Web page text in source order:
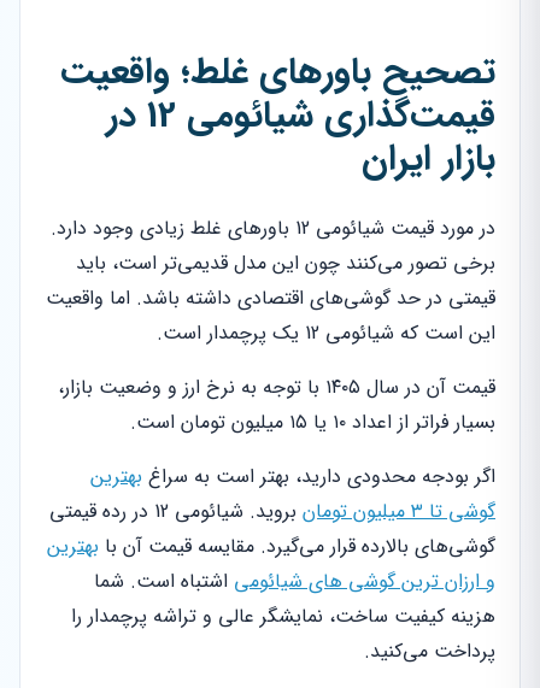
تصحیح باورهای غلط؛ واقعیت
قیمت‌گذاری شیائومی 12 در
بازار ایران
در مورد قیمت شیائومی 12 باورهای غلط زیادی وجود دارد.
برخی تصور می‌کنند چون این مدل قدیمی‌تر است، باید
قیمتی در حد گوشی‌های اقتصادی داشته باشد. اما واقعیت
این است که شیائومی 12 یک پرچمدار است.
قیمت آن در سال ۱۴۰۵ با توجه به نرخ ارز و وضعیت بازار،
بسیار فراتر از اعداد ۱۰ یا ۱۵ میلیون تومان است.
اگر بودجه محدودی دارید، بهتر است به سراغ بهترین
گوشی تا ۳ میلیون تومان
بروید. شیائومی 12 در رده قیمتی
گوشی‌های بالارده قرار می‌گیرد. مقایسه قیمت آن با بهترین
و ارزان ترین گوشی های شیائومی اشتباه است. شما
هزینه کیفیت ساخت، نمایشگر عالی و تراشه پرچمدار را
پرداخت می‌کنید.